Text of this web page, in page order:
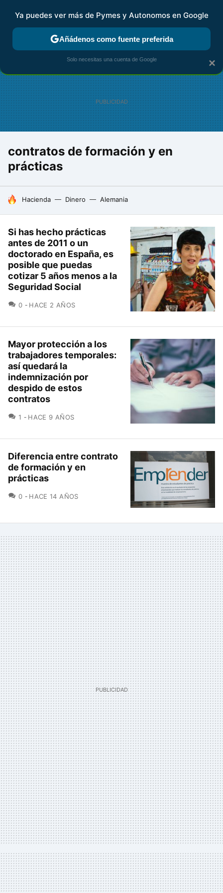
FISCALIDAD Y CONTABILIDAD KIT DIGITAL RENTA
contratos de formación y en
prácticas
HOY SE HABLA DE
Hacienda Dinero Alemania
Si has hecho prácticas
antes de 2011 o un
doctorado en España, es
posible que puedas
cotizar 5 años menos a la
Seguridad Social
0 COMENTARIOS
HACE 2 AÑOS
Mayor protección a los
trabajadores temporales:
así quedará la
indemnización por
despido de estos
contratos
1 COMENTARIOS
HACE 9 AÑOS
Diferencia entre contrato
de formación y en
prácticas
0 COMENTARIOS
HACE 14 AÑOS
×
Ya puedes ver más de Pymes y Autonomos en Google
Añádenos como fuente preferida
Solo necesitas una cuenta de Google